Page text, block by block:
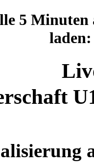
5 Minuten